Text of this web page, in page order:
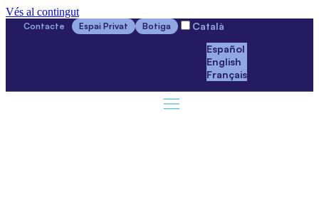
Vés al contingut
Contacte Espai Privat Botiga
Català
Español
English
Français